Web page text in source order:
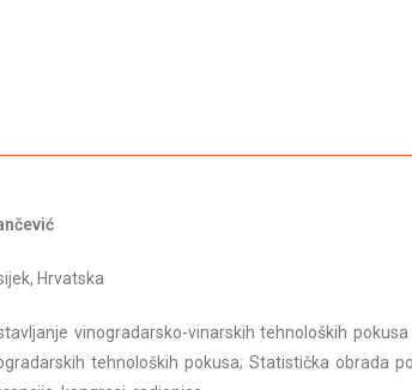
Hrvatska
vinogradarsko-vinarskih tehnoloških
tehnoloških pokusa; Statistička obrada